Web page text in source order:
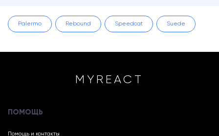
Palermo Rebound Speedcat Suede
MYREACT
ПОМОЩЬ
Помощь и контакты